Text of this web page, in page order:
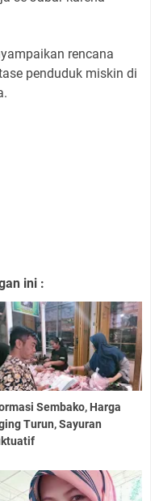
rencana
penduduk miskin di
ini :
Sembako, Harga
Turun, Sayuran